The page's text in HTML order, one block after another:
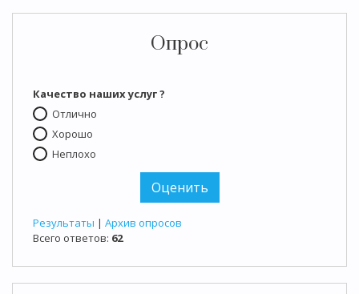
Опрос
Качество наших услуг ?
Отлично
Хорошо
Неплохо
Результаты | Архив опросов
Всего ответов: 62